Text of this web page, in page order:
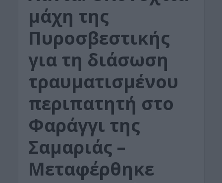
μάχη της
Πυροσβεστικής
για τη διάσωση
τραυματισμένου
περιπατητή στο
Φαράγγι της
Σαμαριάς –
Μεταφέρθηκε